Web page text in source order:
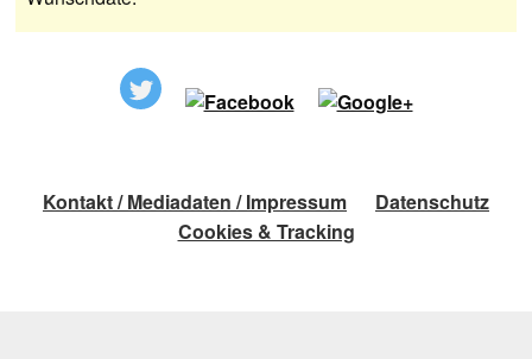
Kontakt / Mediadaten / Impressum
Datenschutz
Cookies & Tracking